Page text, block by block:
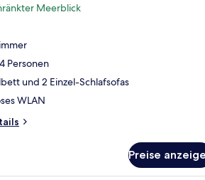
Meerblick
Personen
und 2 Einzel-Schlafsofas
WLAN
Preise